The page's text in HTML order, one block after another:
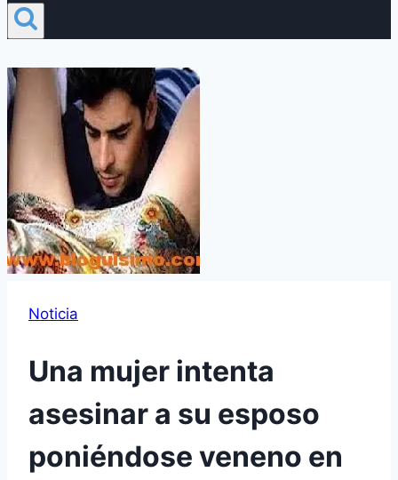
Noticia
Una mujer intenta
asesinar a su esposo
poniéndose veneno en